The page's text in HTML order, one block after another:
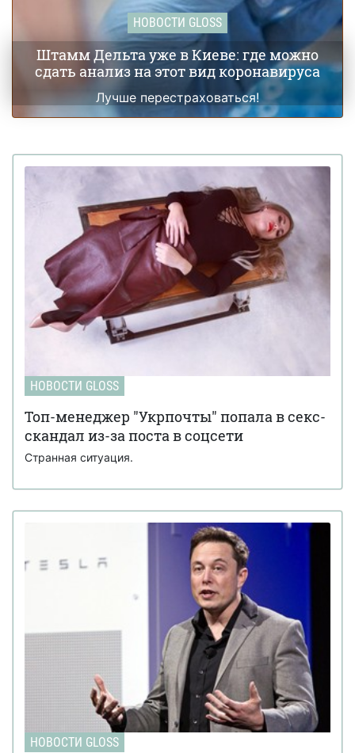
НОВОСТИ GLOSS
Штамм Дельта уже в Киеве: где можно
сдать анализ на этот вид коронавируса
Лучше перестраховаться!
НОВОСТИ GLOSS
Топ-менеджер "Укрпочты" попала в секс-
скандал из-за поста в соцсети
Странная ситуация.
НОВОСТИ GLOSS